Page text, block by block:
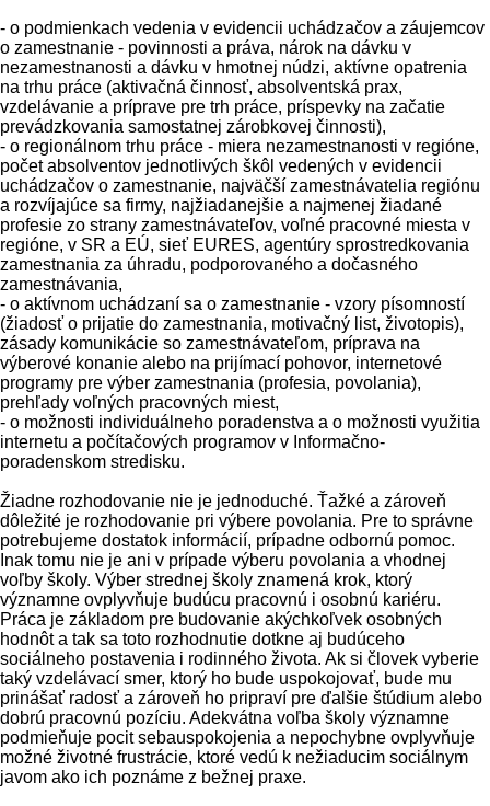
- o podmienkach vedenia v evidencii uchádzačov a záujemcov
o zamestnanie - povinnosti a práva, nárok na dávku v
nezamestnanosti a dávku v hmotnej núdzi, aktívne opatrenia
na trhu práce (aktivačná činnosť, absolventská prax,
vzdelávanie a príprave pre trh práce, príspevky na začatie
prevádzkovania samostatnej zárobkovej činnosti),
- o regionálnom trhu práce - miera nezamestnanosti v regióne,
počet absolventov jednotlivých škôl vedených v evidencii
uchádzačov o zamestnanie, najväčší zamestnávatelia regiónu
a rozvíjajúce sa firmy, najžiadanejšie a najmenej žiadané
profesie zo strany zamestnávateľov, voľné pracovné miesta v
regióne, v SR a EÚ, sieť EURES, agentúry sprostredkovania
zamestnania za úhradu, podporovaného a dočasného
zamestnávania,
- o aktívnom uchádzaní sa o zamestnanie - vzory písomností
(žiadosť o prijatie do zamestnania, motivačný list, životopis),
zásady komunikácie so zamestnávateľom, príprava na
výberové konanie alebo na prijímací pohovor, internetové
programy pre výber zamestnania (profesia, povolania),
prehľady voľných pracovných miest,
- o možnosti individuálneho poradenstva a o možnosti využitia
internetu a počítačových programov v Informačno-
poradenskom stredisku.
Žiadne rozhodovanie nie je jednoduché. Ťažké a zároveň
dôležité je rozhodovanie pri výbere povolania. Pre to správne
potrebujeme dostatok informácií, prípadne odbornú pomoc.
Inak tomu nie je ani v prípade výberu povolania a vhodnej
voľby školy. Výber strednej školy znamená krok, ktorý
významne ovplyvňuje budúcu pracovnú i osobnú kariéru.
Práca je základom pre budovanie akýchkoľvek osobných
hodnôt a tak sa toto rozhodnutie dotkne aj budúceho
sociálneho postavenia i rodinného života. Ak si človek vyberie
taký vzdelávací smer, ktorý ho bude uspokojovať, bude mu
prinášať radosť a zároveň ho pripraví pre ďalšie štúdium alebo
dobrú pracovnú pozíciu. Adekvátna voľba školy významne
podmieňuje pocit sebauspokojenia a nepochybne ovplyvňuje
možné životné frustrácie, ktoré vedú k nežiaducim sociálnym
javom ako ich poznáme z bežnej praxe.